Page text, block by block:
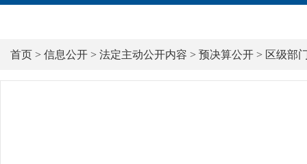
首页 > 信息公开 > 法定主动公开内容 > 预决算公开 > 区级部